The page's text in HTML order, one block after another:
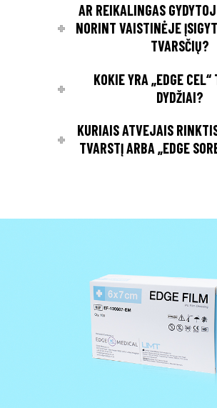
AR REIKALINGAS
NORINT VAISTINĖJE
TVARSČIŲ?
KOKIE YRA „EDGE CEL“
DYDŽIAI?
KURIAIS ATVEJAIS
TVARSTĮ ARBA „EDGE